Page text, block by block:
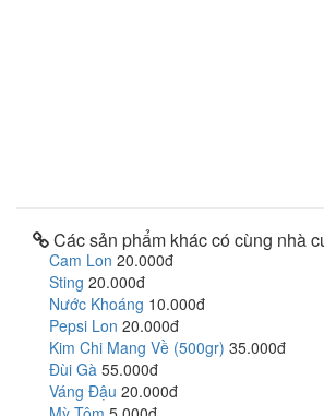
Các sản phẩm khác có cùng nhà
Cam Lon 20.000đ
Sting 20.000đ
Nước Khoáng 10.000đ
Pepsi Lon 20.000đ
Kim Chi Mang Về (500gr) 35.000đ
Đùi Gà 55.000đ
Váng Đậu 20.000đ